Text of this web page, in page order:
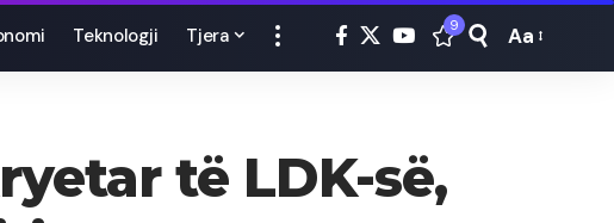
Teknologji Tjera 9
Font
Aa
të LDK-së,